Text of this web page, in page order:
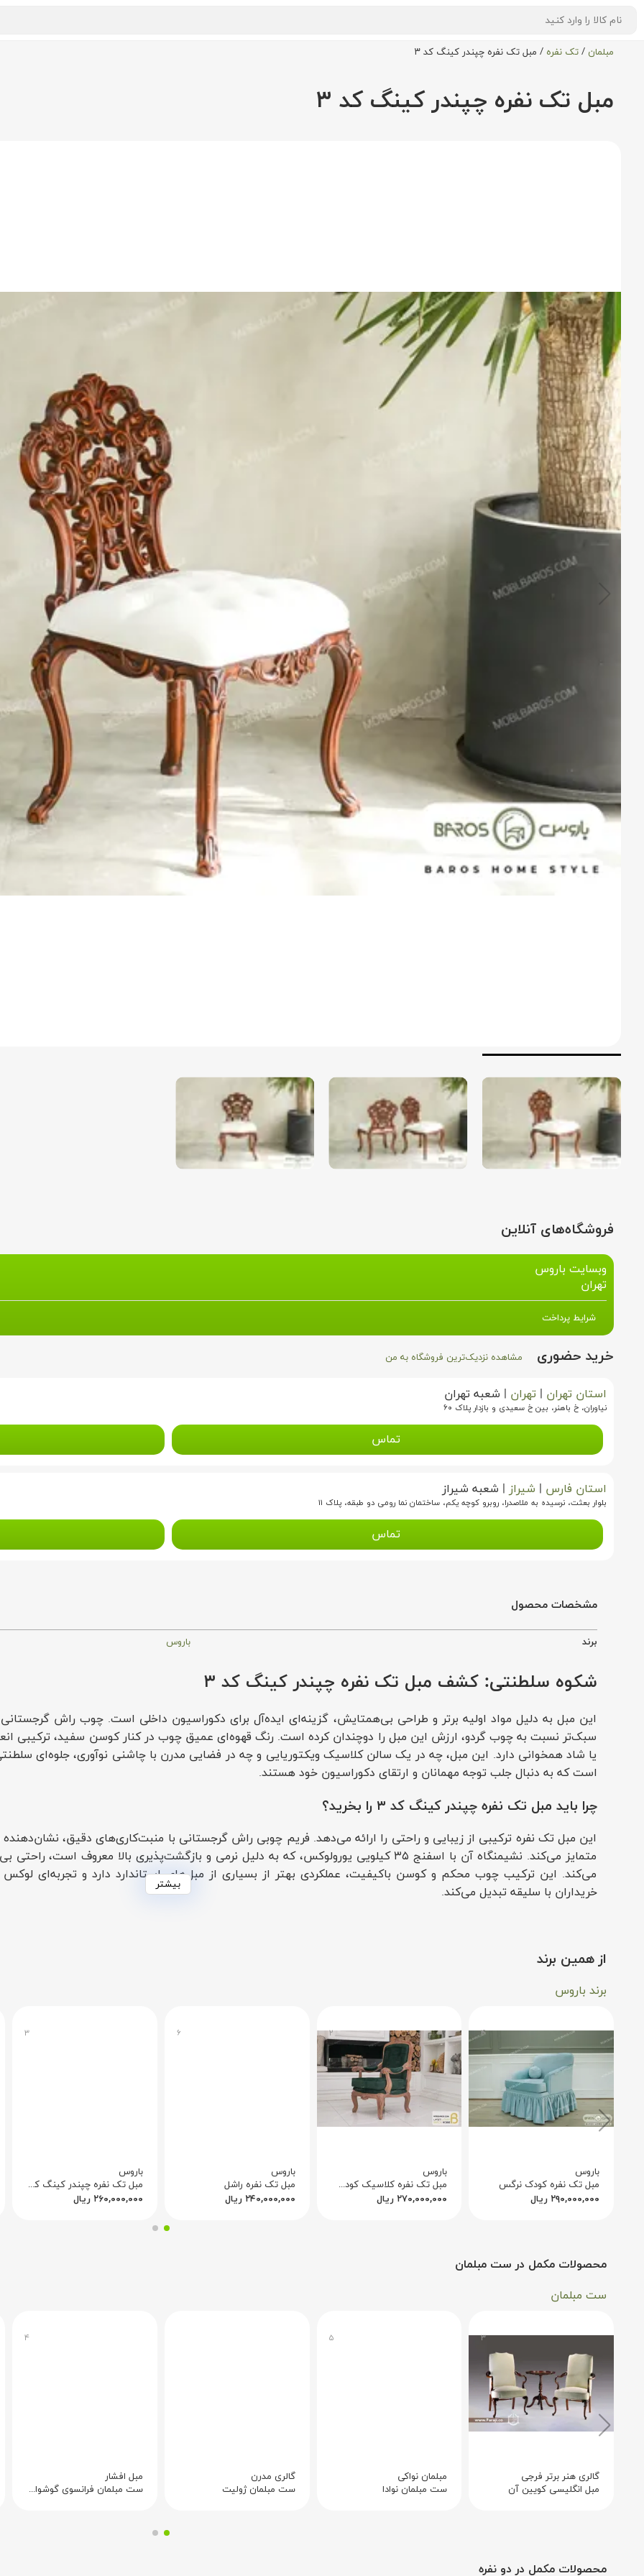
مبلمان / تک نفره / مبل تک نفره چپندر کینگ کد ۳
مبل تک نفره چپندر کینگ کد ۳
فروشگاه‌های آنلاین
وبسایت باروس
تهران
شرایط پرداخت
خرید حضوری مشاهده نزدیک‌ترین فروشگاه به من
استان تهران | تهران | شعبه تهران
نیاوران، خ باهنر، بین خ سعیدی و بازدار پلاک ۶۰
تماس
استان فارس | شیراز | شعبه شیراز
بلوار بعثت، نرسیده به ملاصدرا، روبرو کوچه یکم، ساختمان نما رومی دو طبقه، پلاک ۱۱
تماس
مشخصات محصول
برند باروس
شکوه سلطنتی: کشف مبل تک نفره چپندر کینگ کد ۳
این مبل به دلیل مواد اولیه برتر و طراحی بی‌همتایش، گزینه‌ای ایده‌آل برای دکوراسیون داخلی است. چوب راش گرجستانی
سبک‌تر نسبت به چوب گردو، ارزش این مبل را دوچندان کرده است. رنگ قهوه‌ای عمیق چوب در کنار کوسن سفید، ترکیبی
یا شاد همخوانی دارد. این مبل، چه در یک سالن کلاسیک ویکتوریایی و چه در فضایی مدرن با چاشنی نوآوری، جلوه‌ای
است که به دنبال جلب توجه مهمانان و ارتقای دکوراسیون خود هستند.
چرا باید مبل تک نفره چپندر کینگ کد ۳ را بخرید؟
این مبل تک نفره ترکیبی از زیبایی و راحتی را ارائه می‌دهد. فریم چوبی راش گرجستانی با منبت‌کاری‌های دقیق،
متمایز می‌کند. نشیمنگاه آن با اسفنج ۳۵ کیلویی یورولوکس، که به دلیل نرمی و بازگشت‌پذیری بالا
می‌کند. این ترکیب چوب محکم و کوسن باکیفیت، عملکردی بهتر از بسیاری از مبل‌های استاندارد دارد و تجربه‌ای لوکس و
خریداران با سلیقه تبدیل می‌کند.
بیشتر
از همین برند
برند باروس
۴
باروس
مبل تک نفره کودک نرگس
۲۹۰,۰۰۰,۰۰۰ ریال
۲
باروس
مبل تک نفره کلاسیک کودک مدل مارینا
۲۷۰,۰۰۰,۰۰۰ ریال
۶
باروس
مبل تک نفره راشل
۲۴۰,۰۰۰,۰۰۰ ریال
۳
باروس
مبل تک نفره چپندر کینگ کد ۳
۲۶۰,۰۰۰,۰۰۰ ریال
محصولات مکمل در ست مبلمان
ست مبلمان
۳
گالری هنر برتر فرجی
مبل انگلیسی کویین آن
۵
مبلمان نواکی
ست مبلمان نوادا
گالری مدرن
ست مبلمان ژولیت
۴
مبل افشار
ست مبلمان فرانسوی گوشواره ای
محصولات مکمل در دو نفره